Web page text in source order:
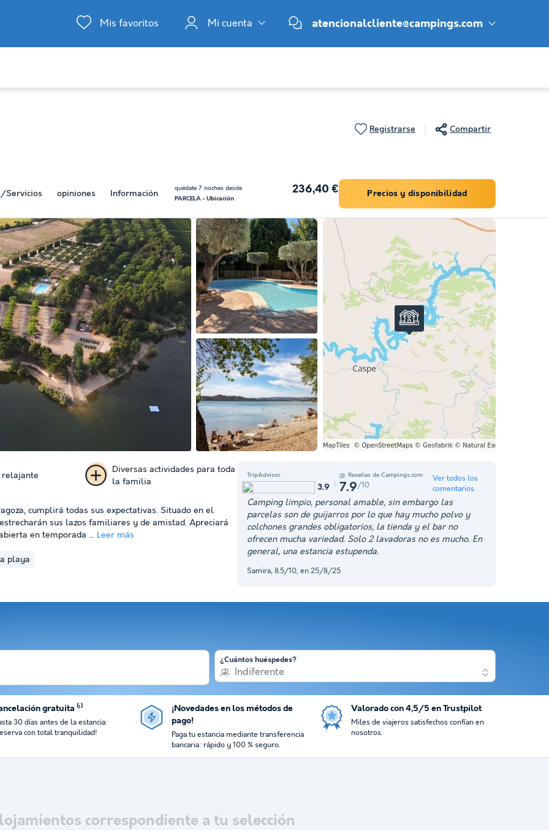
Mis favoritos Mi cuenta atencionalcliente@campings.com
Servicios opiniones Información
quédate 7 noches desde
PARCELA - Ubicación
236,40 € Precios y disponibilidad
Registrarse Compartir
fotos
TripAdvisor
3.9
Reseñas de Campings.com
7.9/10
Ver todos los
comentarios
Camping limpio, personal amable, sin embargo las
parcelas son de guijarros por lo que hay mucho polvo y
colchones grandes obligatorios, la tienda y el bar no
ofrecen mucha variedad. Solo 2 lavadoras no es mucho. En
general, una estancia estupenda.
Samira, 8.5/10, en 25/8/25
Diversas actividades para toda
la familia
cumplirá todas sus expectativas. Situado en el
sus lazos familiares y de amistad. Apreciará
en temporada ... Leer más
playa
¿Cuántos huéspedes?
Indiferente
gratuita ⁽¹⁾
30 días antes de la estancia:
con total tranquilidad!
¡Novedades en los métodos de
pago!
Paga tu estancia mediante transferencia
bancaria: rápido y 100 % seguro.
Valorado con 4,5/5 en Trustpilot
Miles de viajeros satisfechos confían en
nosotros.
correspondiente a tu selección